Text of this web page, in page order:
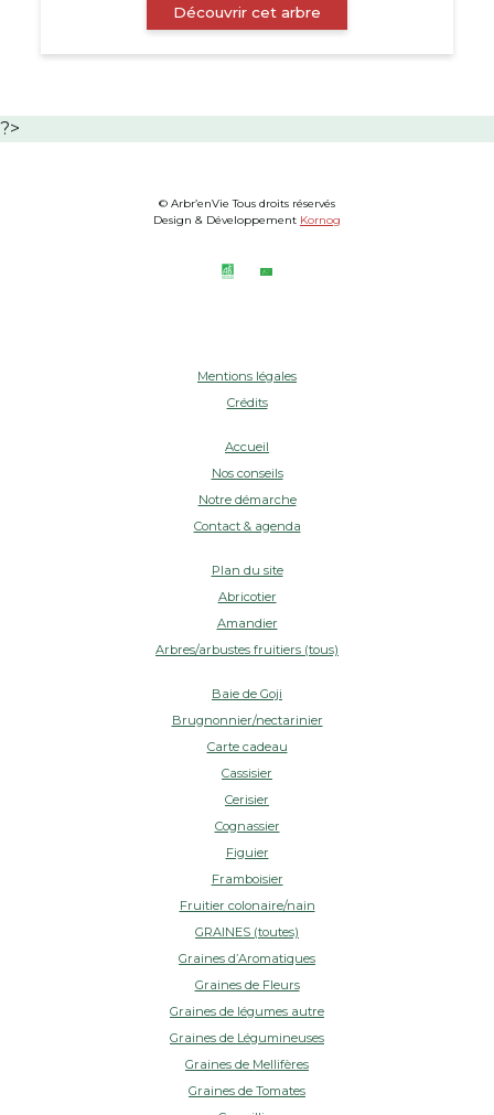
Découvrir cet arbre
?>
© Arbr’enVie Tous droits réservés
Design & Développement Kornog
Mentions légales
Crédits
Accueil
Nos conseils
Notre démarche
Contact & agenda
Plan du site
Abricotier
Amandier
Arbres/arbustes fruitiers (tous)
Baie de Goji
Brugnonnier/nectarinier
Carte cadeau
Cassisier
Cerisier
Cognassier
Figuier
Framboisier
Fruitier colonaire/nain
GRAINES (toutes)
Graines d’Aromatiques
Graines de Fleurs
Graines de légumes autre
Graines de Légumineuses
Graines de Mellifères
Graines de Tomates